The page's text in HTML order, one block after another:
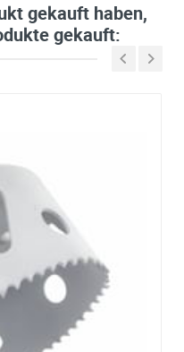
gekauft haben,
gekauft: